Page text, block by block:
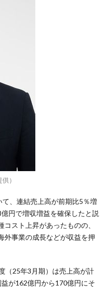
）
、連結売上高が前期比5％増
円で増収増益を確保したと説
スト上昇があったものの、
外事業の成長などが収益を押
（25年3月期）は売上高が計
が162億円から170億円にそ